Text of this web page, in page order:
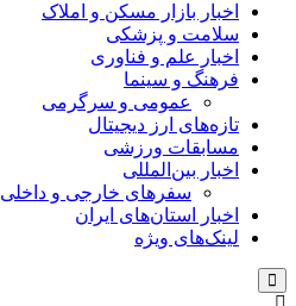
اخبار بازار مسکن و املاک
سلامت و پزشکی
اخبار علم و فناوری
فرهنگ و سینما
عمومی و سرگرمی
تازه‌های ارز دیجیتال
مسابقات ورزشی
اخبار بین‌المللی
سفرهای خارجی و داخلی
اخبار استان‌های ایران
لینک‌های ویژه